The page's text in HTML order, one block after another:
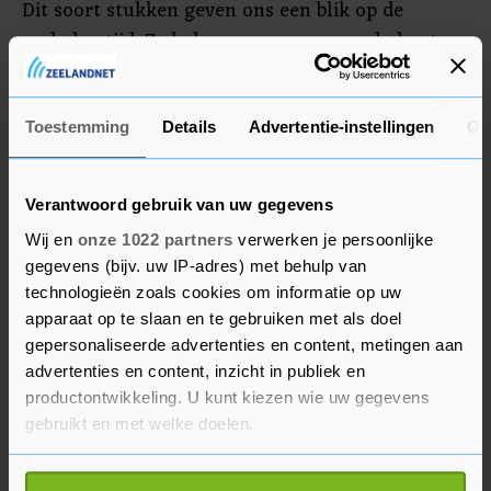
Toestemming Details Advertentie-instellingen
Verantwoord gebruik van uw gegevens
Wij en onze 1022 partners verwerken je persoonlijke
gegevens (bijv. uw IP-adres) met behulp van
technologieën zoals cookies om informatie op uw
apparaat op te slaan en te gebruiken met als doel
gepersonaliseerde advertenties en content, metingen aan
advertenties en content, inzicht in publiek en
productontwikkeling. U kunt kiezen wie uw gegevens
gebruikt en met welke doelen.
Als u het toestaat, willen we ook graag:
Dit soort stukken geven ons een blik op de
verleden tijd. Ze helpen ons om ons verleden te
leren kennen en zo het heden te begrijpen.
In ons archief vinden we ook luchtigere stukken,
zoals de liefdesverhalen en kluchten uit de 16e
eeuw van de rederijkerskamer ‘de Fiolieren’ uit ‘s-
Gravenpolder. Rederijkers waren
amateurdichters en literaire kunstenaars die
voordrachten hielden voor publiek. Ze kwamen
meermalen per maand bij elkaar om gedichten,
ballades en rijmwerken voor te dragen. Ook
schreven ze toneelstukken en voerden deze op
tijdens officiële optredens. Deze originele rollen
en verhalen worden een aantal weken
tentoongesteld in de hal van ons gemeentehuis.
Wij nodigen u van harte uit om deze